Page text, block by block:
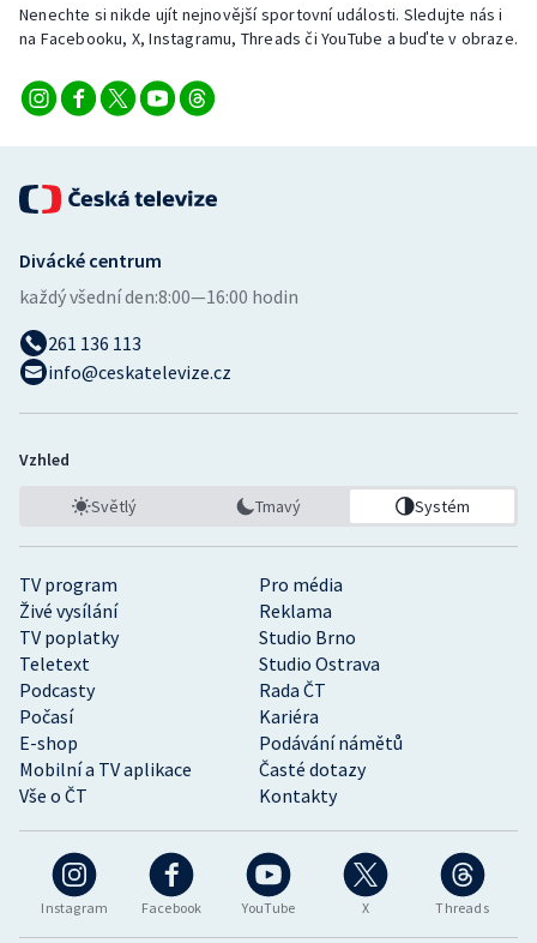
Nenechte si nikde ujít nejnovější sportovní události. Sledujte nás i
na Facebooku, X, Instagramu, Threads či YouTube a buďte v obraze.
Instagram Facebook YouTube X Threads
TV program
Pro média
Živé vysílání
Reklama
TV poplatky
Studio Brno
Teletext
Studio Ostrava
Podcasty
Rada ČT
Počasí
Kariéra
E-shop
Podávání námětů
Mobilní a TV aplikace
Časté dotazy
Vše o ČT
Kontakty
Divácké centrum
každý všední den:8:00—16:00 hodin
261 136 113
info@ceskatelevize.cz
Vzhled
Světlý Tmavý Systém